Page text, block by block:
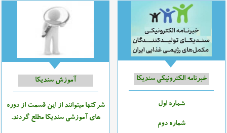
خبرنامه الکترونیکی سندیکا
شماره اول
شماره دوم
آموزش سندیکا
شرکتها میتوانند از این قسمت از دوره
های آموزشی سندیکا مطلع گردند.